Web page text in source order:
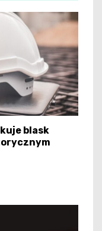
blask